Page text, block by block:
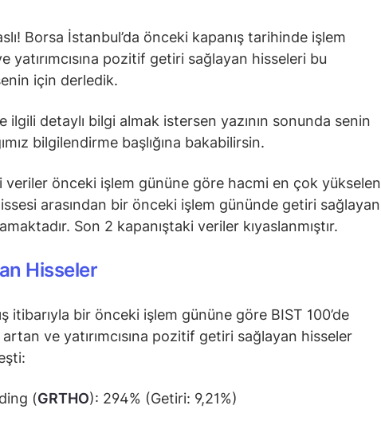
Borsa İstanbul’da önceki kapanış tarihinde işlem
yatırımcısına pozitif getiri sağlayan hisseleri bu
için derledik.
ilgili detaylı bilgi almak istersen yazının sonunda senin
bilgilendirme başlığına bakabilirsin.
veriler önceki işlem gününe göre hacmi en çok yükselen
arasından bir önceki işlem gününde getiri sağlayan
Son 2 kapanıştaki veriler kıyaslanmıştır.
Hisseler
itibarıyla bir önceki işlem gününe göre BIST 100’de
ve yatırımcısına pozitif getiri sağlayan hisseler
(GRTHO): 294% (Getiri: 9,21%)